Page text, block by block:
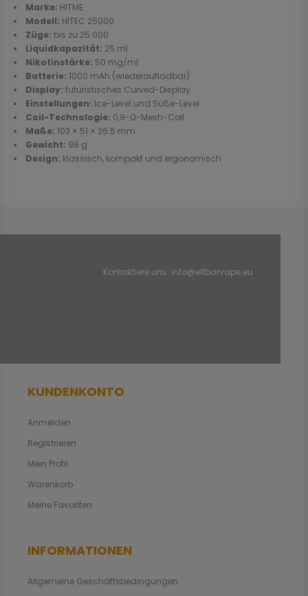
Marke: HITME
Modell: HITEC 25000
Züge: bis zu 25.000
Liquidkapazität: 25 ml
Nikotinstärke: 50 mg/ml
Batterie: 1000 mAh (wiederaufladbar)
Display: futuristisches Curved-Display
Einstellungen: Ice-Level und Süße-Level
Coil-Technologie: 0,9-Ω-Mesh-Coil
Maße: 103 × 51 × 26.5 mm
Gewicht: 98 g
Design: klassisch, kompakt und ergonomisch
Kontaktiere uns: info@elfbarvape.eu
KUNDENKONTO
Anmelden
Registrieren
Mein Profil
Warenkorb
Meine Favoriten
INFORMATIONEN
Allgemeine Geschäftsbedingungen